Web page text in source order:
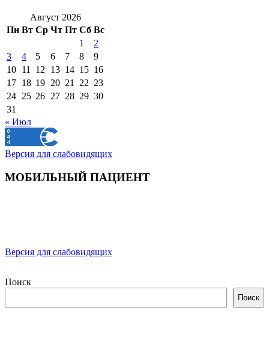
Август 2026
Пн Вт Ср Чт Пт Сб Вс
1
2
3
4 5 6 7 8
9
10 11 12 13 14 15 16
17 18 19 20 21 22 23
24 25 26 27 28 29 30
31
« Июл
Версия для слабовидящих
МОБИЛЬНЫЙ ПАЦИЕНТ
Версия для слабовидящих
Поиск
Поиск